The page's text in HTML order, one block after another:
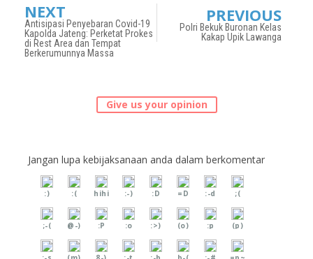
NEXT
Antisipasi Penyebaran Covid-19
Kapolda Jateng: Perketat Prokes
di Rest Area dan Tempat
Berkerumunnya Massa
PREVIOUS
Polri Bekuk Buronan Kelas
Kakap Upik Lawanga
Give us your opinion
Jangan lupa kebijaksanaan anda dalam berkomentar
:) :( hihi :-) :D =D :-d ;(
;-( @-) :P :o :>) (o) :p (p)